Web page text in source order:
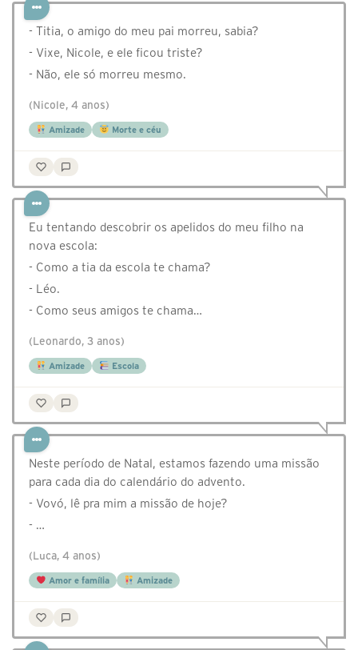
- Titia, o amigo do meu pai morreu, sabia?
- Vixe, Nicole, e ele ficou triste?
- Não, ele só morreu mesmo.
(Nicole, 4 anos)
Amizade Morte e céu
Eu tentando descobrir os apelidos do meu filho na
nova escola:
- Como a tia da escola te chama?
- Léo.
- Como seus amigos te chama…
(Leonardo, 3 anos)
Amizade Escola
Neste período de Natal, estamos fazendo uma missão
para cada dia do calendário do advento.
- Vovó, lê pra mim a missão de hoje?
- …
(Luca, 4 anos)
Amor e família Amizade